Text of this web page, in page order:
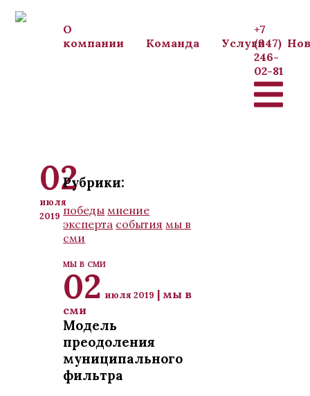
О
компании
Команда Услуги
+7
(347)
246-
02-81
02
июля
2019
Рубрики:
победы мнение
эксперта события мы в
сми
мы в сми
02 июля 2019 | мы в
сми
Модель
преодоления
муниципального
фильтра